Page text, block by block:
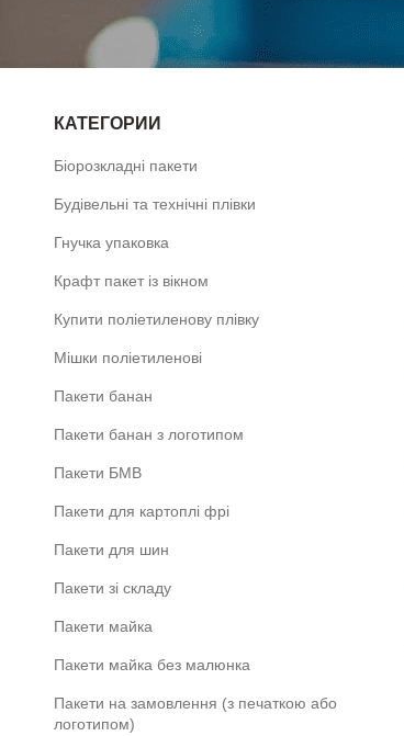
КАТЕГОРИИ
Біорозкладні пакети
Будівельні та технічні плівки
Гнучка упаковка
Крафт пакет із вікном
Купити поліетиленову плівку
Мішки поліетиленові
Пакети банан
Пакети банан з логотипом
Пакети БМВ
Пакети для картоплі фрі
Пакети для шин
Пакети зі складу
Пакети майка
Пакети майка без малюнка
Пакети на замовлення (з печаткою або
логотипом)